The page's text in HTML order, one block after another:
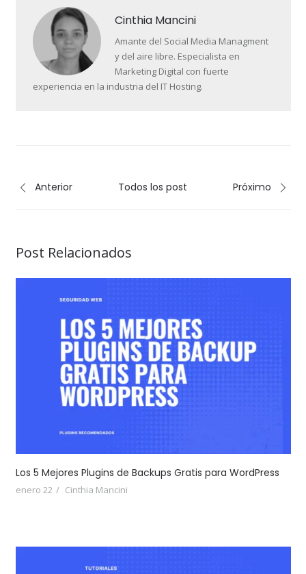
Cinthia Mancini
Amante del Social Media Managment
y del aire libre. Especialista en
Marketing Digital con fuerte
experiencia en la industria del IT Hosting.
Anterior Todos los post Próximo
Post Relacionados
Los 5 Mejores Plugins de Backups Gratis para WordPress
enero 22 Cinthia Mancini